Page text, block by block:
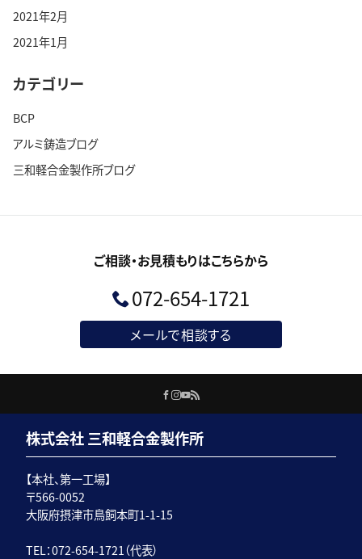
2021年2月
2021年1月
カテゴリー
BCP
アルミ鋳造ブログ
三和軽合金製作所ブログ
ご相談・お見積もりはこちらから
072-654-1721
メールで相談する
株式会社 三和軽合金製作所
【本社、第一工場】
〒566-0052
大阪府摂津市鳥飼本町1-1-15
TEL：072-654-1721（代表）